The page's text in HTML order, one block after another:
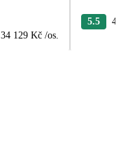
34 129 Kč /os.
5.5 4